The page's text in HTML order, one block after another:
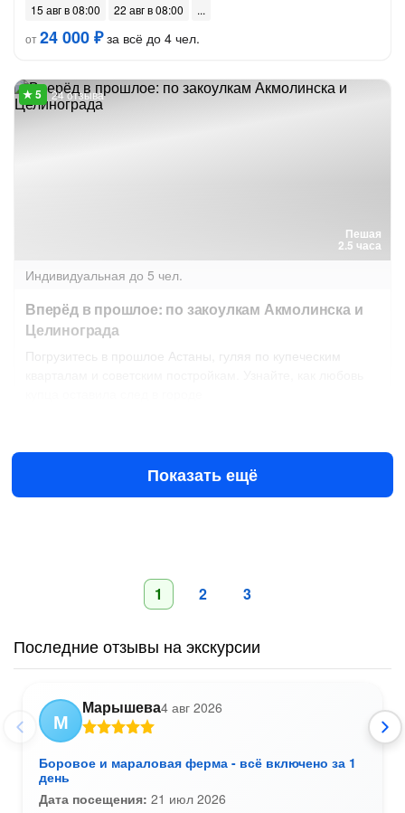
15 авг в 08:00
22 авг в 08:00
от24 000 ₽за всё до 4 чел.
Пешая
2.5 часа
24 отзыва
Индивидуальная до 5 чел.
Вперёд в прошлое: по закоулкам Акмолинска и
Целинограда
Погрузитесь в прошлое Астаны, гуляя по купеческим
5820 ₽за всё до 5 чел.
Показать ещё
1 2 3
Последние отзывы на экскурсии
М
Марышева4 авг 2026
Боровое и мараловая ферма - всё включено за 1
день
Дата посещения: 21 июл 2026